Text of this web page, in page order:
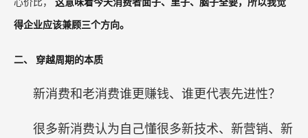
局就是中国茶饮料的终局是什么？是无糖茶。可能
所以我相信健康化的趋势、相信中国茶文化回归的
趋势。
总结一下，今天从性价比逻辑到颜价比逻辑变了吗？没有变；